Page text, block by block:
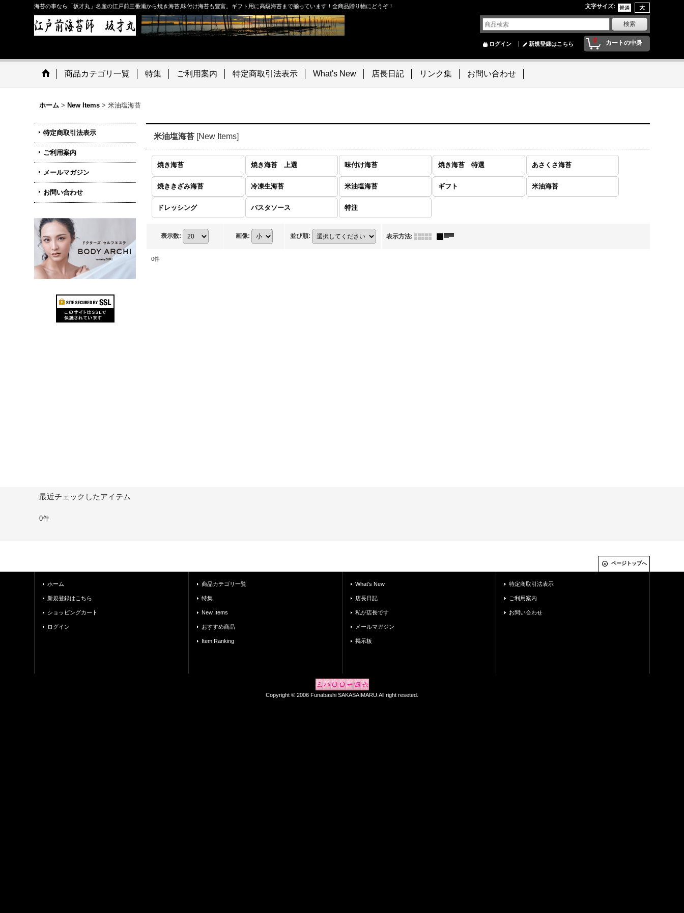
海苔の事なら「坂才丸」名産の江戸前三番瀬から焼き海苔,味付け海苔も豊富。ギフト用に高級海苔まで揃っています！全商品贈り物にどうぞ！ 文字サイズ:
0 カートの中身
ログイン 新規登録はこちら
商品カテゴリ一覧 特集 ご利用案内 特定商取引法表示 What's New 店長日記 リンク集 お問い合わせ
ホーム > New Items > 米油塩海苔
特定商取引法表示
ご利用案内
メールマガジン
お問い合わせ
米油塩海苔 [New Items]
焼き海苔 焼き海苔 上選 味付け海苔 焼き海苔 特選 あさくさ海苔
焼ききざみ海苔 冷凍生海苔 米油塩海苔 ギフト 米油海苔
ドレッシング パスタソース 特注
表示数: 画像: 並び順: 表示方法:
0件
最近チェックしたアイテム
0件
ページトップへ
ホーム
新規登録はこちら
ショッピングカート
ログイン
商品カテゴリ一覧
特集
New Items
おすすめ商品
Item Ranking
What's New
店長日記
私が店長です
メールマガジン
掲示板
特定商取引法表示
ご利用案内
お問い合わせ
Copyright © 2006 Funabashi SAKASAIMARU.All right reseted.